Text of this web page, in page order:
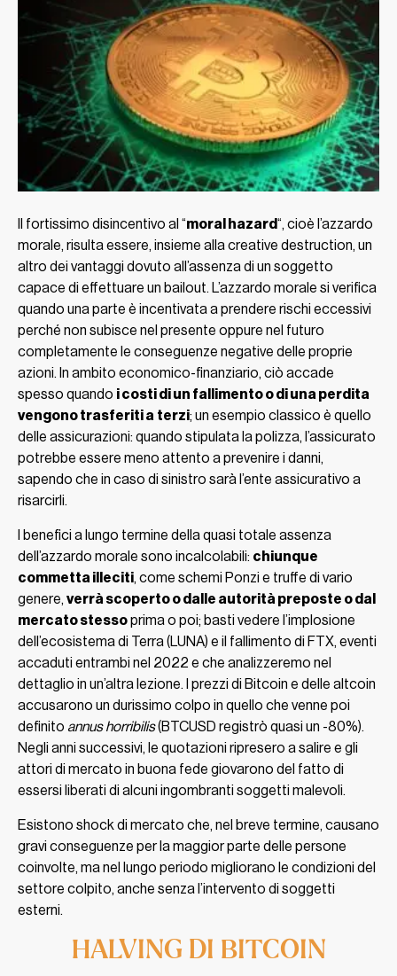
Il fortissimo disincentivo al “moral hazard“, cioè l’azzardo
morale, risulta essere, insieme alla creative destruction, un
altro dei vantaggi dovuto all’assenza di un soggetto
capace di effettuare un bailout. L’azzardo morale si verifica
quando una parte è incentivata a prendere rischi eccessivi
perché non subisce nel presente oppure nel futuro
completamente le conseguenze negative delle proprie
azioni. In ambito economico-finanziario, ciò accade
spesso quando i costi di un fallimento o di una perdita
vengono trasferiti a terzi; un esempio classico è quello
delle assicurazioni: quando stipulata la polizza, l’assicurato
potrebbe essere meno attento a prevenire i danni,
sapendo che in caso di sinistro sarà l’ente assicurativo a
risarcirli.
I benefici a lungo termine della quasi totale assenza
dell’azzardo morale sono incalcolabili: chiunque
commetta illeciti, come schemi Ponzi e truffe di vario
genere, verrà scoperto o dalle autorità preposte o dal
mercato stessoprima o poi; basti vedere l’implosione
dell’ecosistema di Terra (LUNA) e il fallimento di FTX, eventi
accaduti entrambi nel 2022 e che analizzeremo nel
dettaglio in un’altra lezione. I prezzi di Bitcoin e delle altcoin
accusarono un durissimo colpo in quello che venne poi
definito annus horribilis(BTCUSD registrò quasi un -80%).
Negli anni successivi, le quotazioni ripresero a salire e gli
attori di mercato in buona fede giovarono del fatto di
essersi liberati di alcuni ingombranti soggetti malevoli.
Esistono shock di mercato che, nel breve termine, causano
gravi conseguenze per la maggior parte delle persone
coinvolte, ma nel lungo periodo migliorano le condizioni del
settore colpito, anche senza l’intervento di soggetti
esterni.
HALVING DI BITCOIN